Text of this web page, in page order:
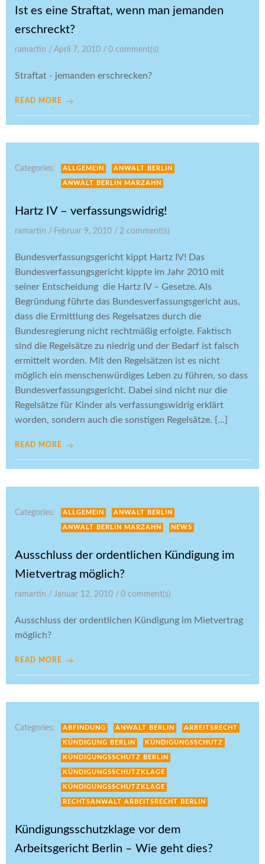
Ist es eine Straftat, wenn man jemanden
erschreckt?
ramartin / April 7, 2010 / 0 comment(s)
Straftat - jemanden erschrecken?
READ MORE
Categories: ALLGEMEIN ANWALT BERLIN
ANWALT BERLIN MARZAHN
Hartz IV – verfassungswidrig!
ramartin / Februar 9, 2010 / 2 comment(s)
Bundesverfassungsgericht kippt Hartz IV! Das
Bundesverfassungsgericht kippte im Jahr 2010 mit
seiner Entscheidung die Hartz IV – Gesetze. Als
Begründung führte das Bundesverfassungsgericht aus,
dass die Ermittlung des Regelsatzes durch die
Bundesregierung nicht rechtmäßig erfolgte. Faktisch
sind die Regelsätze zu niedrig und der Bedarf ist falsch
ermittelt worden. Mit den Regelsätzen ist es nicht
möglich ein menschenwürdiges Leben zu führen, so dass
Bundesverfassungsgericht. Dabei sind nicht nur die
Regelsätze für Kinder als verfassungswidrig erklärt
worden, sondern auch die sonstigen Regelsätze. […]
READ MORE
Categories: ALLGEMEIN ANWALT BERLIN
ANWALT BERLIN MARZAHN NEWS
Ausschluss der ordentlichen Kündigung im
Mietvertrag möglich?
ramartin / Januar 12, 2010 / 0 comment(s)
Ausschluss der ordentlichen Kündigung im Mietvertrag
möglich?
READ MORE
Categories: ABFINDUNG ANWALT BERLIN ARBEITSRECHT
KÜNDIGUNG BERLIN KÜNDIGUNGSSCHUTZ
KÜNDIGUNGSSCHUTZ BERLIN
KÜNDIGUNGSSCHUTZKLAGE
KÜNDIGUNGSSCHUTZKLAGE
RECHTSANWALT ARBEITSRECHT BERLIN
Kündigungsschutzklage vor dem
Arbeitsgericht Berlin – Wie geht dies?